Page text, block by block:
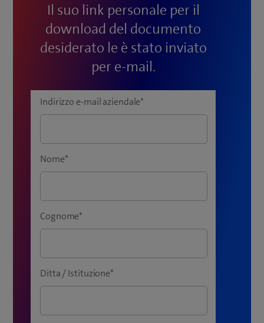
Il suo link personale per il
download del documento
desiderato le è stato inviato
per e-mail.
Indirizzo e-mail aziendale*
Nome*
Cognome*
Ditta / Istituzione*